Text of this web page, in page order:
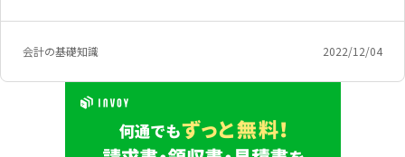
会計の基礎知識 2022/12/04